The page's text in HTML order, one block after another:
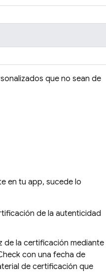
que no sean de
en tu app, sucede lo
de la autenticidad
de la certificación mediante
con una fecha de
de certificación que